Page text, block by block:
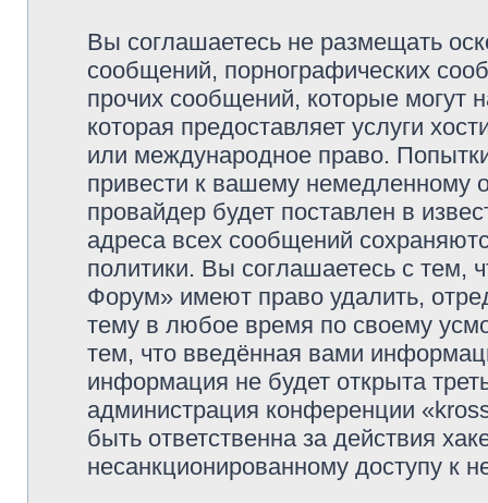
Вы соглашаетесь не размещать
сообщений, порнографических
прочих сообщений, которые могут
которая предоставляет услуги
или международное право.
привести к вашему немедленному
провайдер будет поставлен в
адреса всех сообщений
политики. Вы соглашаетесь с тем,
Форум» имеют право удалить,
тему в любое время по своему
тем, что введённая вами
информация не будет открыта
администрация конференции
быть ответственна за действия
несанкционированному доступу к